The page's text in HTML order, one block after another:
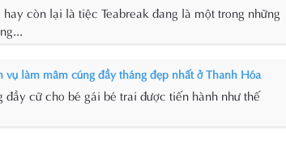
hay còn lại là tiệc Teabreak đang là một trong những
vụ làm mâm cúng đầy tháng đẹp nhất ở Thanh Hóa
đầy cữ cho bé gái bé trai được tiến hành như thế